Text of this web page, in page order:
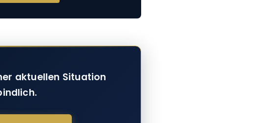
aktuellen Situation